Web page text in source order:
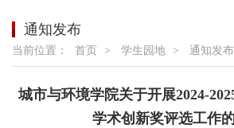
通知发布
当前位置： 首页 > 学生园地 > 通知发布
城市与环境学院关于开展2024-
学术创新奖评选工作